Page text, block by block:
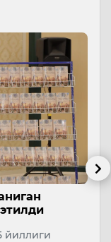
йиллиги